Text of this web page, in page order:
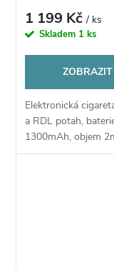
1 199 Kč/ ks
Skladem 1 ks
ZOBRAZIT
Elektronická
a RDL potah,
1300mAh, objem
automatické a